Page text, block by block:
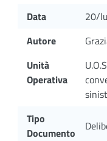
Data
20/
Autore
Unità
Operativa
Tipo
Documento